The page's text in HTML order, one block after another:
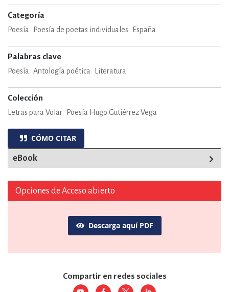
Categoría
Poesía Poesía de poetas individuales España
Palabras clave
Poesía Antología poética Literatura
Colección
Letras para Volar Poesía Hugo Gutiérrez Vega
CÓMO CITAR
eBook
Opciones de Acceso abierto
Descarga aquí PDF
Compartir en redes sociales